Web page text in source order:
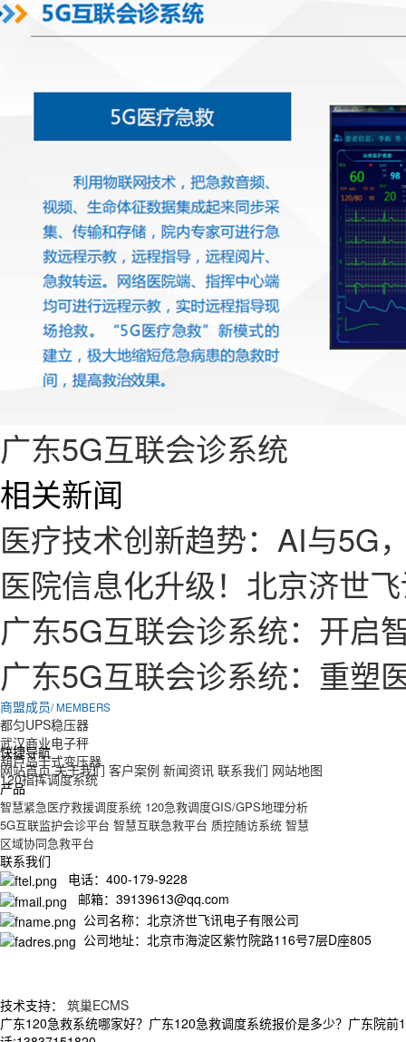
广东5G互联会诊系统
相关新闻
医疗技术创新趋势：AI与5G
医院信息化升级！北京济世
广东5G互联会诊系统：开启
广东5G互联会诊系统：重塑
商盟成员/ MEMBERS
都匀UPS稳压器
武汉商业电子秤
葫芦岛干式变压器
120指挥调度系统
快捷导航
网站首页 关于我们 客户案例 新闻资讯 联系我们 网站地图
产品
智慧紧急医疗救援调度系统 120急救调度GIS/GPS地理分析
5G互联监护会诊平台 智慧互联急救平台 质控随访系统 智慧
区域协同急救平台
联系我们
电话：400-179-9228
邮箱：39139613@qq.com
公司名称：北京济世飞讯电子有限公司
公司地址：北京市海淀区紫竹院路116号7层D座805
技术支持： 筑巢ECMS
广东120急救系统哪家好？广东120急救调度系统报价是多少？广东院